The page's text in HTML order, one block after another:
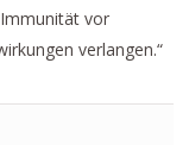
vor
verlangen.“